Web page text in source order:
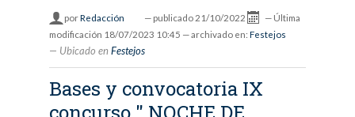
porRedacción — publicado 21/10/2022 — Última
modificación 18/07/2023 10:45 — archivado en: Festejos
Ubicado en Festejos
Bases y convocatoria IX
concurso " NOCHE DE